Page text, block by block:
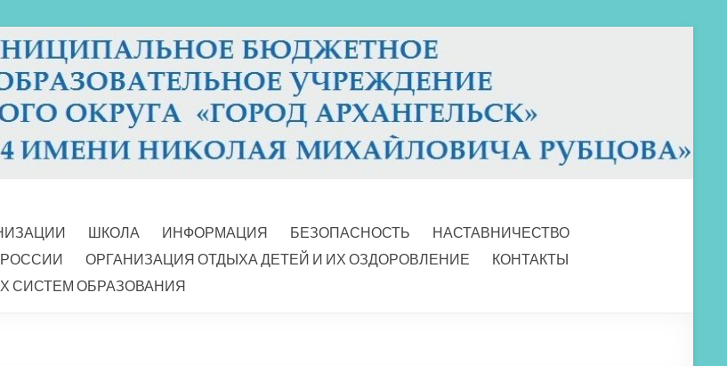
ШКОЛА ИНФОРМАЦИЯ БЕЗОПАСНОСТЬ
НАСТАВНИЧЕСТВО
ОРГАНИЗАЦИЯ ОТДЫХА ДЕТЕЙ И ИХ ОЗДОРОВЛЕНИЕ
КОНТАКТЫ
СИСТЕМ ОБРАЗОВАНИЯ